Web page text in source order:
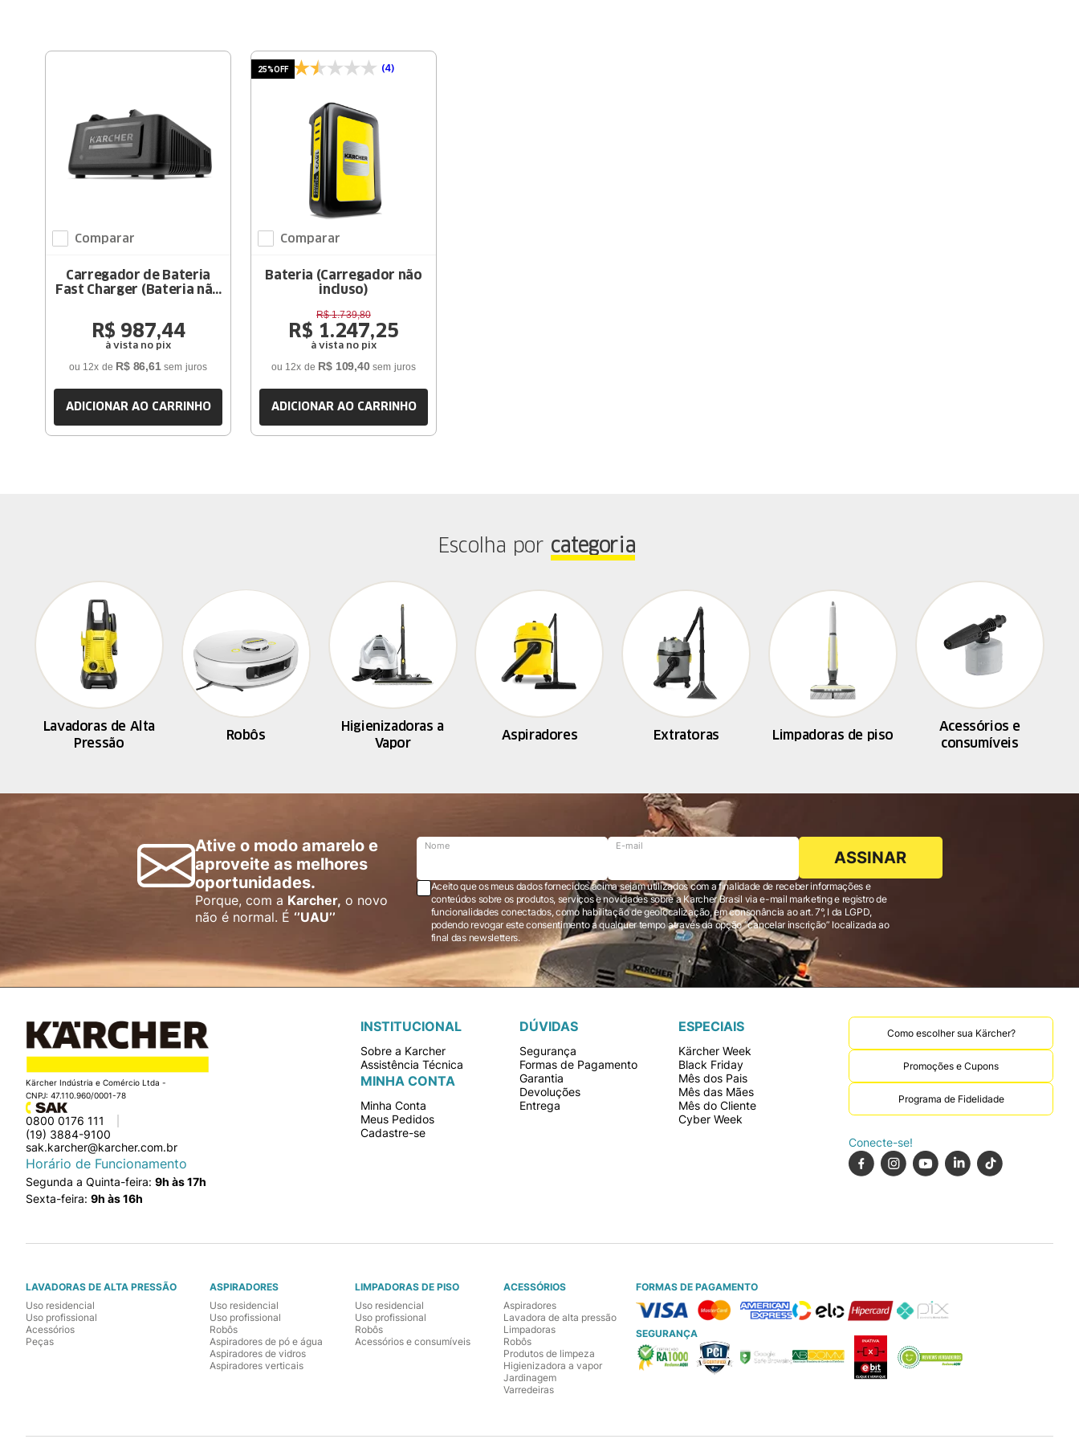
Comparar
Carregador de Bateria
Fast Charger (Bateria não
R$ 987,44
à vista no pix
ou 12x de R$ 86,61 sem juros
ADICIONAR AO CARRINHO
(4)
Comparar
Bateria (Carregador não
incluso)
25%OFF
R$ 1.739,80
R$ 1.247,25
à vista no pix
ou 12x de R$ 109,40 sem juros
ADICIONAR AO CARRINHO
Escolha por categoria
Lavadoras de Alta
Pressão
Robôs
Higienizadoras a
Vapor
Aspiradores Extratoras Limpadoras de piso
Acessórios e
consumíveis
Ative o modo amarelo e
aproveite as melhores
oportunidades.
Porque, com a Karcher, o novo
não é normal. É ‘’UAU’’
Nome E-mail
ASSINAR
Aceito que os meus dados fornecidos acima sejam utilizados com a finalidade de receber informações e
conteúdos sobre os produtos, serviços e novidades sobre a Karcher Brasil via e-mail marketing e registro de
funcionalidades conectados, como habilitação de geolocalização, em consonância ao art. 7°, I da LGPD,
podendo revogar este consentimento a qualquer tempo através da opção “cancelar inscrição” localizada ao
final das newsletters.
Kärcher Indústria e Comércio Ltda -
CNPJ: 47.110.960/0001-78
0800 0176 111
(19) 3884-9100
sak.karcher@karcher.com.br
Horário de Funcionamento
Segunda a Quinta-feira: 9h às 17h
Sexta-feira: 9h às 16h
INSTITUCIONAL
Sobre a Karcher
Assistência Técnica
MINHA CONTA
Minha Conta
Meus Pedidos
Cadastre-se
DÚVIDAS
Segurança
Formas de Pagamento
Garantia
Devoluções
Entrega
ESPECIAIS
Kärcher Week
Black Friday
Mês dos Pais
Mês das Mães
Mês do Cliente
Cyber Week
Conecte-se!
Como escolher sua Kärcher?
Promoções e Cupons
Programa de Fidelidade
LAVADORAS DE ALTA PRESSÃO
Uso residencial
Uso profissional
Acessórios
Peças
ASPIRADORES
Uso residencial
Uso profissional
Robôs
Aspiradores de pó e água
Aspiradores de vidros
Aspiradores verticais
LIMPADORAS DE PISO
Uso residencial
Uso profissional
Robôs
Acessórios e consumíveis
ACESSÓRIOS
Aspiradores
Lavadora de alta pressão
Limpadoras
Robôs
Produtos de limpeza
Higienizadora a vapor
Jardinagem
Varredeiras
FORMAS DE PAGAMENTO
SEGURANÇA